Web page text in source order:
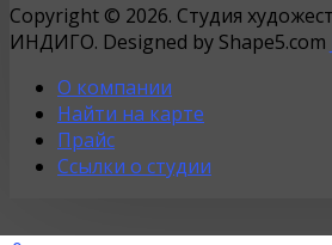
Copyright © 2026. Студия
ИНДИГО. Designed by Shape5.com
О компании
Найти на карте
Прайс
Ссылки о студии